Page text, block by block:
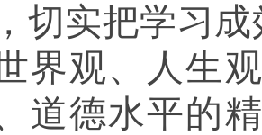
切实把学习
界观、人生
道德水平的